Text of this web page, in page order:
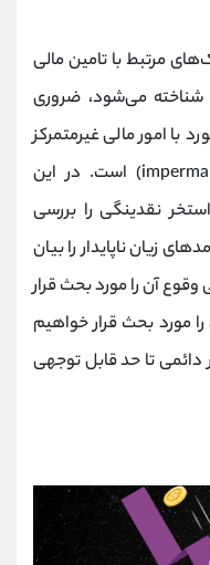
مرتبط با تامین مالی
غیرمتمرکز که بیشتر به عنوان Defi شناخته می‌شود، ضروری
امور مالی غیرمتمرکز
(impermanent loss) است. در این
نقدینگی را بررسی
زیان ناپایدار را بیان
آن را مورد بحث قرار
مورد بحث قرار خواهیم
دائمی تا حد قابل توجهی
021-22021030
90001030
@alireza.mehrabii
@alirezamehrabi_com